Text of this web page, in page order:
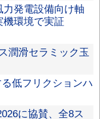
力発電設備向け軸
機環境で実証
潤滑セラミック玉
低フリクションハ
に協賛、全8ス